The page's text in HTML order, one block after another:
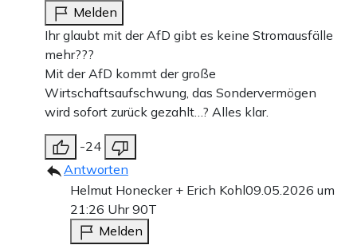
Melden
Ihr glaubt mit der AfD gibt es keine Stromausfälle
mehr???
Mit der AfD kommt der große
Wirtschaftsaufschwung, das Sondervermögen
wird sofort zurück gezahlt…? Alles klar.
-24
Antworten
Helmut Honecker + Erich Kohl09.05.2026 um
21:26 Uhr90T
Melden